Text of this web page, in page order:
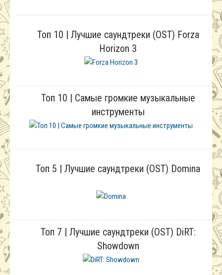
Топ 10 | Лучшие саундтреки (OST) Forza
Horizon 3
Топ 10 | Самые громкие музыкальные
инструменты
Топ 5 | Лучшие саундтреки (OST) Domina
Топ 7 | Лучшие саундтреки (OST) DiRT:
Showdown